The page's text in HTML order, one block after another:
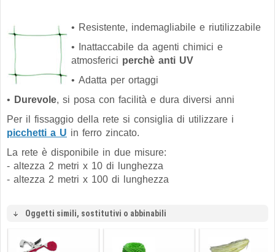
• Resistente, indemagliabile e riutilizzabile
• Inattaccabile da agenti chimici e
atmosferici perchè anti UV
• Adatta per ortaggi
• Durevole, si posa con facilità e dura diversi anni
Per il fissaggio della rete si consiglia di utilizzare i
picchetti a U in ferro zincato.
La rete è disponibile in due misure:
- altezza 2 metri x 10 di lunghezza
- altezza 2 metri x 100 di lunghezza
Oggetti simili, sostitutivi o abbinabili